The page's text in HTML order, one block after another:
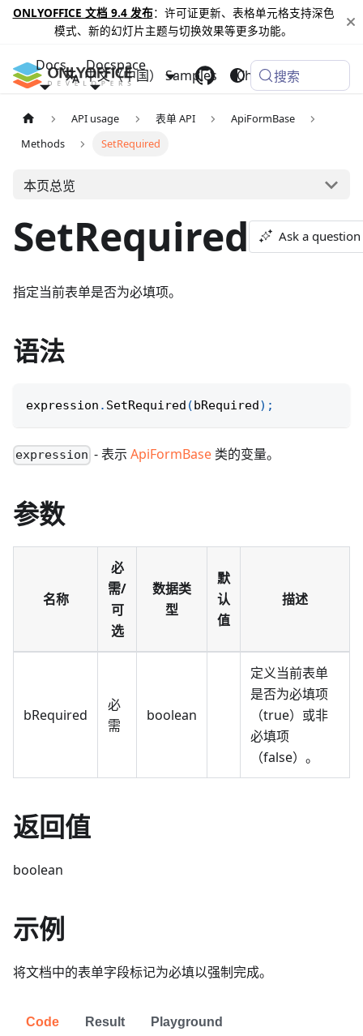
ONLYOFFICE 文档 9.4 发布：许可证更新、表格单元格支持深色
模式、新的幻灯片主题与切换效果等更多功能。
Docs Docspace
Samples Changelog
中文（中国） 搜索
API usage 表单 API
ApiFormBase
Methods
SetRequired
本页总览
SetRequired Ask a question
指定当前表单是否为必填项。
语法
expression . SetRequired (bRequired) ;
expression - 表示ApiFormBase 类的变量。
参数
名称
必
需/
可
选
数据类
型
默
认
值
描述
bRequired
必
需
boolean
定义当前表单
是否为必填项
（true）或非
必填项
（false）。
返回值
boolean
示例
将文档中的表单字段标记为必填以强制完成。
Code Result Playground